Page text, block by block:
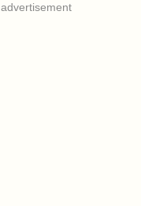
advertisement